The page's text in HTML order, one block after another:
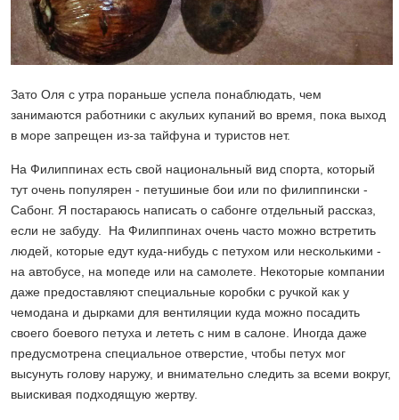
Зато Оля с утра пораньше успела понаблюдать, чем
занимаются работники с акульих купаний во время, пока выход
в море запрещен из-за тайфуна и туристов нет.
На Филиппинах есть свой национальный вид спорта, который
тут очень популярен - петушиные бои или по филиппински -
Сабонг. Я постараюсь написать о сабонге отдельный рассказ,
если не забуду. На Филиппинах очень часто можно встретить
людей, которые едут куда-нибудь с петухом или несколькими -
на автобусе, на мопеде или на самолете. Некоторые компании
даже предоставляют специальные коробки с ручкой как у
чемодана и дырками для вентиляции куда можно посадить
своего боевого петуха и лететь с ним в салоне. Иногда даже
предусмотрена специальное отверстие, чтобы петух мог
высунуть голову наружу, и внимательно следить за всеми вокруг,
выискивая подходящую жертву.